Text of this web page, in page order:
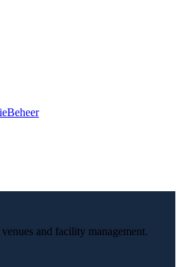
and facility management.